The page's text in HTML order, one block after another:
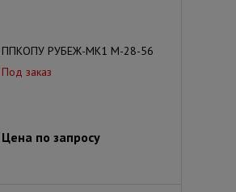
ППКОПУ РУБЕЖ-МК1 М-28-56
Под заказ
Цена по запросу